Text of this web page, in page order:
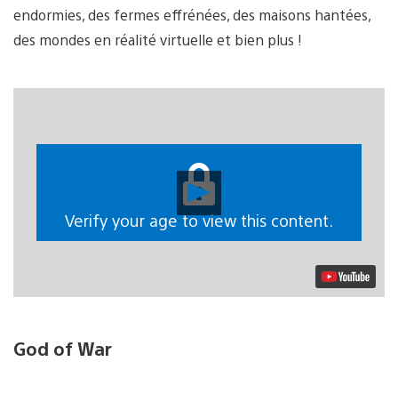
endormies, des fermes effrénées, des maisons hantées,
des mondes en réalité virtuelle et bien plus !
Lancer
la
vidéo
Verify your age to view this content.
God of War